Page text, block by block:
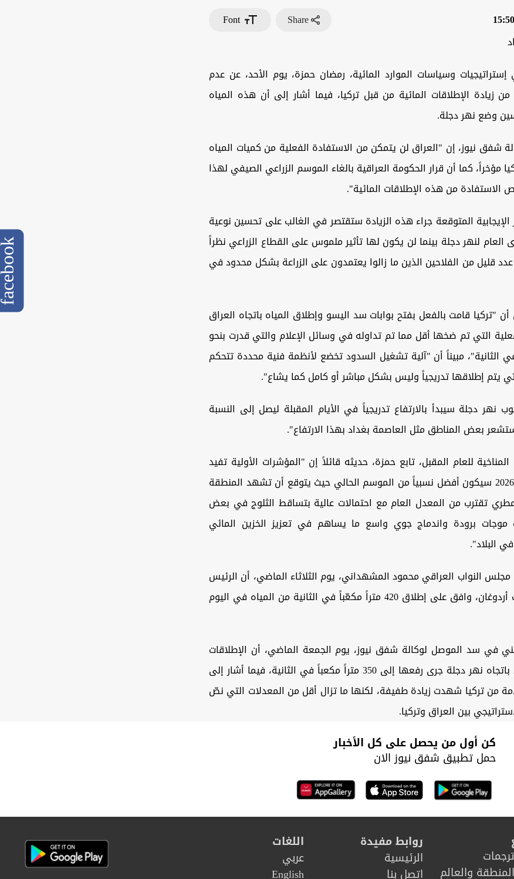
Share
Font
وسياسات الموارد المائية، رمضان حمزة، يوم الأحد، عن عدم
زيادة الإطلاقات المائية من قبل تركيا، فيما أشار إلى أن هذه المياه
وضع نهر دجلة.
شفق نيوز، إن "العراق لن يتمكن من الاستفادة الفعلية من كميات المياه
مؤخراً، كما أن قرار الحكومة العراقية بالغاء الموسم الزراعي الصيفي لهذا
الاستفادة من هذه الإطلاقات المائية".
الإيجابية المتوقعة جراء هذه الزيادة ستقتصر في الغالب على تحسين نوعية
العام لنهر دجلة بينما لن يكون لها تأثير ملموس على القطاع الزراعي نظراً
عدد قليل من الفلاحين الذين ما زالوا يعتمدون على الزراعة بشكل محدود في
"تركيا قامت بالفعل بفتح بوابات سد اليسو وإطلاق المياه باتجاه العراق
التي تم ضخها أقل مما تم تداوله في وسائل الإعلام والتي قدرت بنحو
في الثانية"، مبيناً أن "آلية تشغيل السدود تخضع لأنظمة فنية محددة تتحكم
يتم إطلاقها تدريجياً وليس بشكل مباشر أو كامل كما يشاع".
دجلة سيبدأ بالارتفاع تدريجياً في الأيام المقبلة ليصل إلى النسبة
بعض المناطق مثل العاصمة بغداد بهذا الارتفاع".
للعام المقبل، تابع حمزة، حديثه قائلاً إن "المؤشرات الأولية تفيد
بأن موسم 2025-2026 سيكون أفضل نسبياً من الموسم الحالي حيث يتوقع أن تشهد المنطقة
تقترب من المعدل العام مع احتمالات عالية بتساقط الثلوج في بعض
موجات برودة واندماج جوي واسع ما يساهم في تعزيز الخزين المائي
البلاد".
النواب العراقي محمود المشهداني، يوم الثلاثاء الماضي، أن الرئيس
التركي رجب طيب أردوغان، وافق على إطلاق 420 متراً مكعّباً في الثانية من المياه في اليوم
في سد الموصل لوكالة شفق نيوز، يوم الجمعة الماضي، أن الإطلاقات
المائية من السد باتجاه نهر دجلة جرى رفعها إلى 350 متراً مكعباً في الثانية، فيما أشار إلى
من تركيا شهدت زيادة طفيفة، لكنها ما تزال أقل من المعدلات التي نصّ
بين العراق وتركيا.
كن أول من يحصل على كل الأخبار
حمل تطبيق شفق نيوز الان
ترجمات
المنطقة والعالم
روابط مفيدة
الرئيسية
اتصل بنا
اللغات
عربي
English